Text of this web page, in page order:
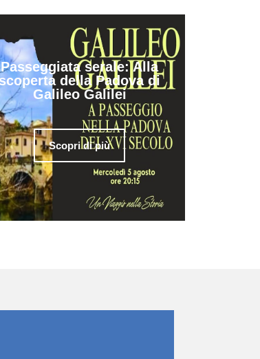
Passeggiata serale: Alla
della Padova di
Galileo Galilei
Scopri di più